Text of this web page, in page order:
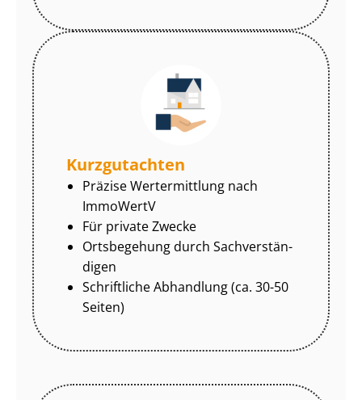
Kurzgutachten
Präzise Wertermittlung nach
ImmoWertV
Für private Zwecke
Ortsbegehung durch Sach­ver­stän­
di­gen
Schriftliche Abhandlung (ca. 30-50
Seiten)